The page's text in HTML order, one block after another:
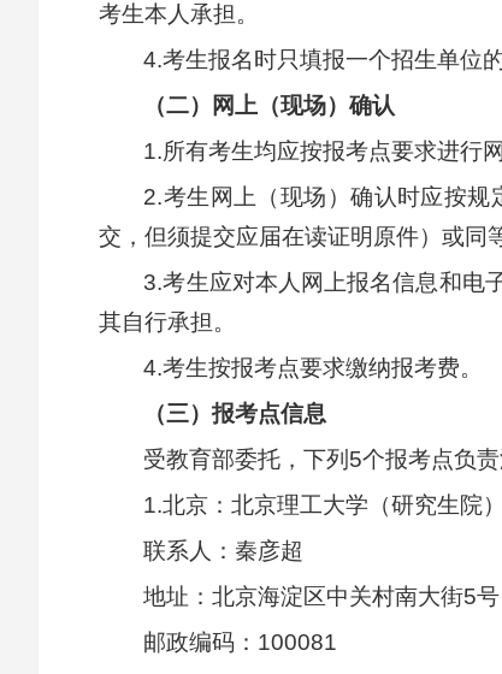
考生本人承担。
4.考生报名时只填报一个招生单位
（二）网上（现场）确认
1.所有考生均应按报考点要求进行
2.考生网上（现场）确认时应按
交，但须提交应届在读证明原件）或同
3.考生应对本人网上报名信息和电
其自行承担。
4.考生按报考点要求缴纳报考费。
（三）报考点信息
受教育部委托，下列5个报考点负
1.北京：北京理工大学（研究生院）
联系人：秦彦超
地址：北京海淀区中关村南大街5号
邮政编码：100081